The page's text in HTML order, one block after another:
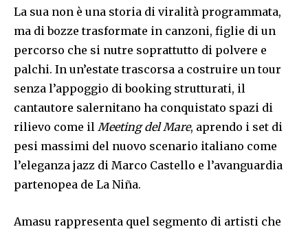
La sua non è una storia di viralità programmata,
ma di bozze trasformate in canzoni, figlie di un
percorso che si nutre soprattutto di polvere e
palchi. In un’estate trascorsa a costruire un tour
senza l’appoggio di booking strutturati, il
cantautore salernitano ha conquistato spazi di
rilievo come il Meeting del Mare, aprendo i set di
pesi massimi del nuovo scenario italiano come
l’eleganza jazz di Marco Castello e l’avanguardia
partenopea de La Niña.
Amasu rappresenta quel segmento di artisti che